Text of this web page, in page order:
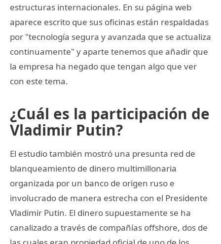
estructuras internacionales. En su página web
aparece escrito que sus oficinas están respaldadas
por "tecnología segura y avanzada que se actualiza
continuamente" y aparte tenemos que añadir que
la empresa ha negado que tengan algo que ver
con este tema.
¿Cuál es la participación de
Vladimir Putin?
El estudio también mostró una presunta red de
blanqueamiento de dinero multimillonaria
organizada por un banco de origen ruso e
involucrado de manera estrecha con el Presidente
Vladimir Putin. El dinero supuestamente se ha
canalizado a través de compañías offshore, dos de